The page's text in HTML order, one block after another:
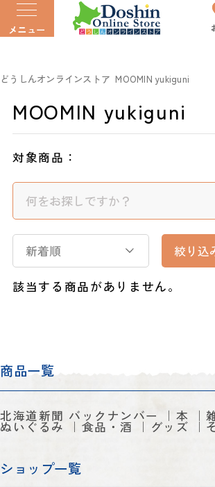
メニュー
どうしんオンラインストア MOOMIN yukiguni
MOOMIN yukiguni
対象商品：
新着順 絞り込
該当する商品がありません。
商品一覧
北海道新聞 バックナンバー 本
ぬいぐるみ 食品・酒 グッズ
ショップ一覧